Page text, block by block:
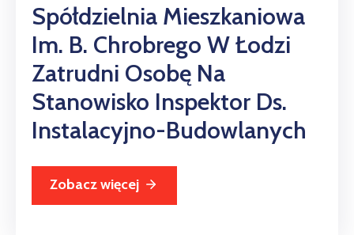
Spółdzielnia Mieszkaniowa
Im. B. Chrobrego W Łodzi
Zatrudni Osobę Na
Stanowisko Inspektor Ds.
Instalacyjno-Budowlanych
Zobacz więcej